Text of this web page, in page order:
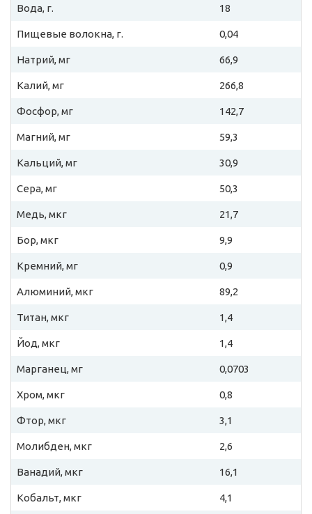
Вода, г. 18
Пищевые волокна, г. 0,04
Натрий, мг 66,9
Калий, мг 266,8
Фосфор, мг 142,7
Магний, мг 59,3
Кальций, мг 30,9
Сера, мг 50,3
Медь, мкг 21,7
Бор, мкг 9,9
Кремний, мг 0,9
Алюминий, мкг 89,2
Титан, мкг 1,4
Йод, мкг 1,4
Марганец, мг 0,0703
Хром, мкг 0,8
Фтор, мкг 3,1
Молибден, мкг 2,6
Ванадий, мкг 16,1
Кобальт, мкг 4,1